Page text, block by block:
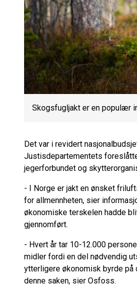
Skogsfugljakt er en populær
Det var i revidert
Justisdepartementets
jegerforbundet og
- I Norge er jakt en ønsket
for allmennheten, sier
økonomiske terskelen hadde
gjennomført.
- Hvert år tar 10-12.000
midler fordi en del nødvendig
ytterligere økonomisk byrde
denne saken, sier Osfoss.